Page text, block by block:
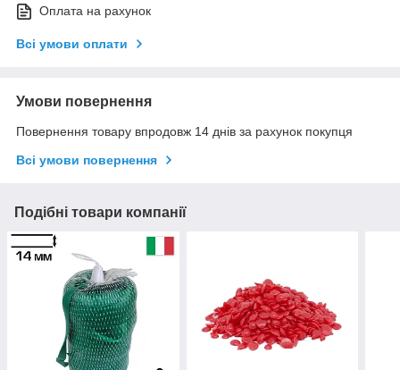
Оплата на рахунок
Всі умови оплати
Умови повернення
Повернення товару впродовж 14 днів за рахунок покупця
Всі умови повернення
Подібні товари компанії